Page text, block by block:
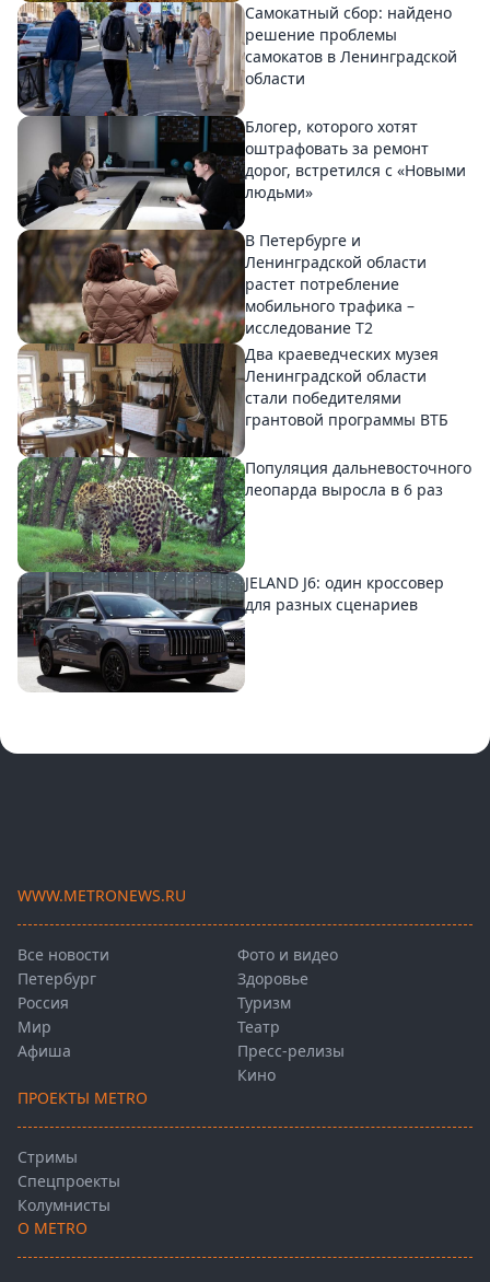
Самокатный сбор: найдено
решение проблемы
самокатов в Ленинградской
области
Блогер, которого хотят
оштрафовать за ремонт
дорог, встретился с «Новыми
людьми»
В Петербурге и
Ленинградской области
растет потребление
мобильного трафика –
исследование T2
Два краеведческих музея
Ленинградской области
стали победителями
грантовой программы ВТБ
Популяция дальневосточного
леопарда выросла в 6 раз
JELAND J6: один кроссовер
для разных сценариев
WWW.METRONEWS.RU
Все новости
Петербург
Россия
Мир
Афиша
Фото и видео
Здоровье
Туризм
Театр
Пресс-релизы
Кино
ПРОЕКТЫ METRO
Стримы
Спецпроекты
Колумнисты
О METRO